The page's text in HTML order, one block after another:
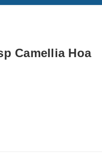
Camellia Hoa